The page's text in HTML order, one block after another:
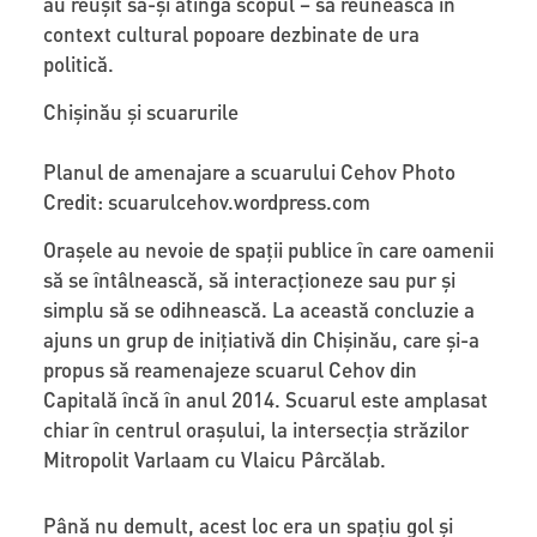
context cultural popoare dezbinate de ura
politică.
Chișinău și scuarurile
Planul de amenajare a scuarului Cehov Photo
Credit: scuarulcehov.wordpress.com
Orașele au nevoie de spații publice în care oamenii
să se întâlnească, să interacționeze sau pur și
simplu să se odihnească. La această concluzie a
ajuns un grup de inițiativă din Chișinău, care și-a
propus să reamenajeze scuarul Cehov din
Capitală încă în anul 2014. Scuarul este amplasat
chiar în centrul orașului, la intersecția străzilor
Mitropolit Varlaam cu Vlaicu Pârcălab.
Până nu demult, acest loc era un spațiu gol și